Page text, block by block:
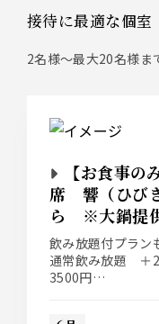
接待に最適な個室
2名様～最大20名様ま
【お食事
席 響（ひび
ら ※大鍋提
飲み放題付プラン
通常飲み放題 ＋
3500円